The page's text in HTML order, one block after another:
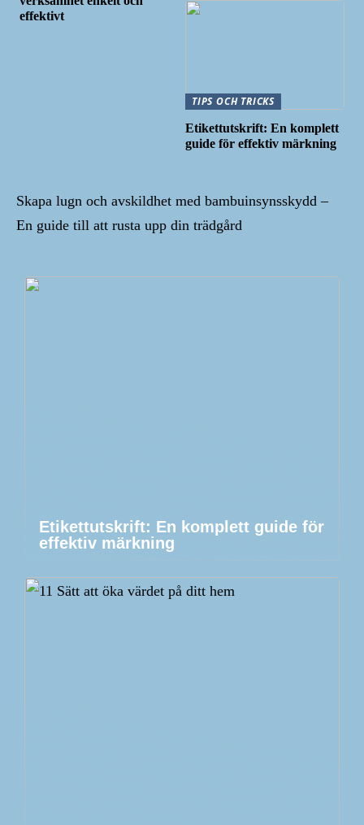
effektivt
TIPS OCH TRICKS
Etikettutskrift: En komplett
guide för effektiv märkning
Skapa lugn och avskildhet med bambuinsynsskydd –
En guide till att rusta upp din trädgård
Etikettutskrift: En komplett guide för
effektiv märkning